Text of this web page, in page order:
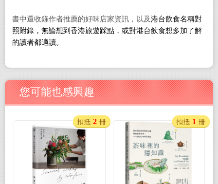
書中還收錄作者推薦的好味店家資訊，以及港台飲食名稱對
照附錄，無論想到香港旅遊踩點，或對港台飲食想多加了解
的讀者都適讀。
您可能也感興趣
扣抵 2 冊 扣抵 1 冊